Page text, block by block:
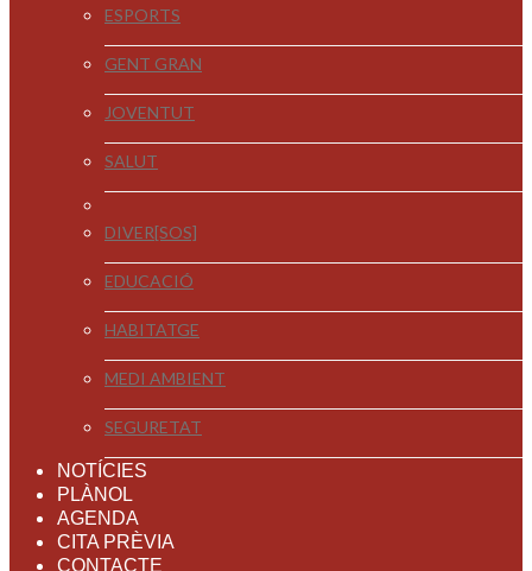
ESPORTS
GENT GRAN
JOVENTUT
SALUT
DIVER[SOS]
EDUCACIÓ
HABITATGE
MEDI AMBIENT
SEGURETAT
NOTÍCIES
PLÀNOL
AGENDA
CITA PRÈVIA
CONTACTE